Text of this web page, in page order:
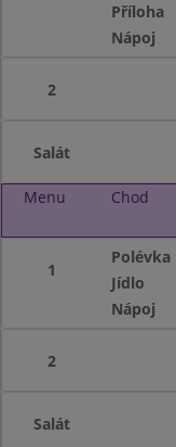
Příloha
Nápoj
2
Salát
Menu Chod
1
Polévka
Jídlo
Nápoj
2
Salát